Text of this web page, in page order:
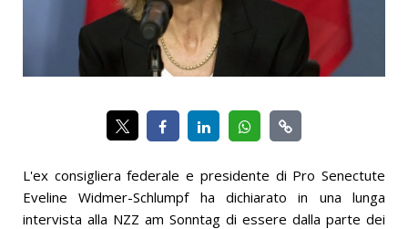
L'ex consigliera federale e presidente di Pro Senectute
Eveline Widmer-Schlumpf ha dichiarato in una lunga
intervista alla NZZ am Sonntag di essere dalla parte dei